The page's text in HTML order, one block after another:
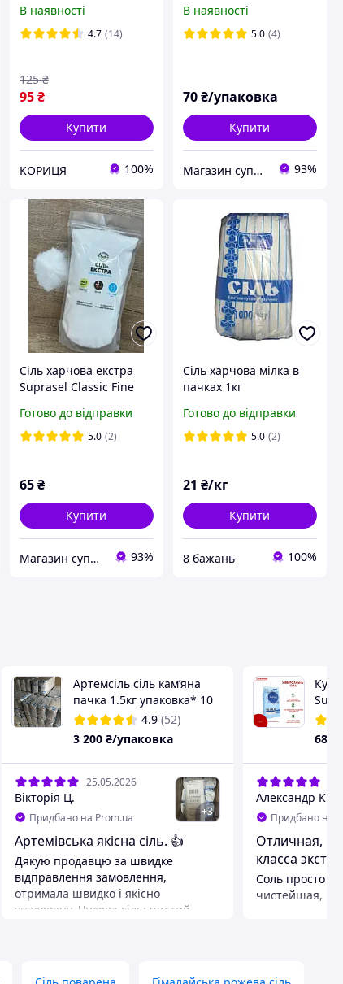
консервування та
соління, 750 г
В наявності
4.7 (14)
95 ₴
125 ₴
Купити
КОРИЦЯ 100%
В наявності
5.0 (4)
70₴/упаковка
Купити
Магазин суперфудів "Just Healthy" 93%
Сіль харчова екстра
Suprasel Classic Fine
1кг
Готово до відправки
5.0 (2)
65 ₴
Купити
Магазин суперфудів "Just Healthy" 93%
Сіль харчова мілка в
пачках 1кг
Готово до відправки
5.0 (2)
21 ₴/кг
Купити
8 бажань 100%
Артемсіль сіль камʼяна
пачка 1.5кг упаковка* 10
пачок 15кг сіль харчова
кам’яна пачка 1,5кг
4.9 (52)
3 200 ₴/упаковка
25.05.2026
Вікторія Ц.
Придбано на Prom.ua +3
Артемівська якісна сіль. 👍
Дякую продавцю за швидке
відправлення замовлення,
отримала швидко і якісно
упаковану. Чудова сіль: чистий
Артемівську вже не можна знайти
680
Александр К.
Придбано на
Отличная,
класса экстра
Соль просто
чистейшая,
тот песок в песочных часах. )